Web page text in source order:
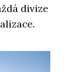
divize